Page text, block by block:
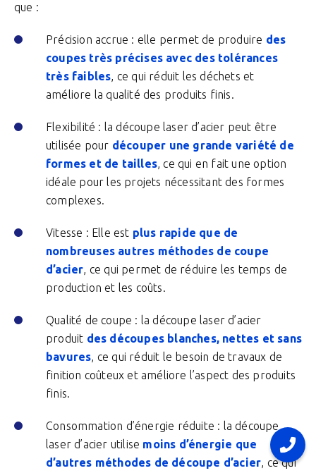
que :
Précision accrue : elle permet de produire des
coupes très précises avec des tolérances
très faibles, ce qui réduit les déchets et
améliore la qualité des produits finis.
Flexibilité : la découpe laser d’acier peut être
utilisée pour découper une grande variété de
formes et de tailles, ce qui en fait une option
idéale pour les projets nécessitant des formes
complexes.
Vitesse : Elle est plus rapide que de
nombreuses autres méthodes de coupe
d’acier, ce qui permet de réduire les temps de
production et les coûts.
Qualité de coupe : la découpe laser d’acier
produit des découpes blanches, nettes et sans
bavures, ce qui réduit le besoin de travaux de
finition coûteux et améliore l’aspect des produits
finis.
Consommation d’énergie réduite : la découpe
laser d’acier utilise moins d’énergie que
d’autres méthodes de découpe d’acier, ce qui